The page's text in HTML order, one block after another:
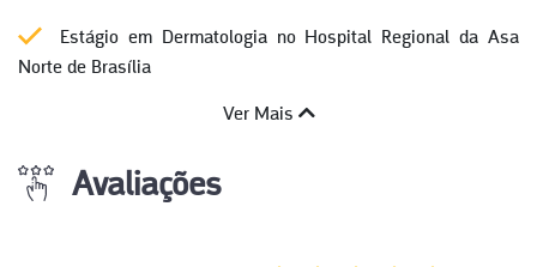
Estágio em Dermatologia no Hospital Regional da Asa
Norte de Brasília
Ver Mais
Avaliações